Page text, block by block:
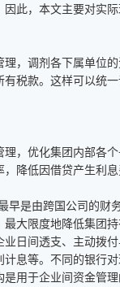
此，本文主要对实
，调剂各下属单位
税款。这样可以统
，优化集团内部各
降低因借贷产生利
早是由跨国公司的财
大限度地降低集团
日间透支、主动拨
息等。不同的银行
用于企业间资金管